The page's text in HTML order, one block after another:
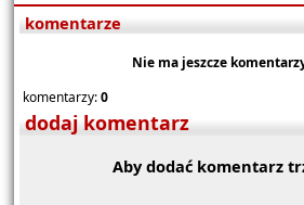
komentarze
Nie ma jeszcze
komentarzy:0
dodaj komentarz
Aby dodać komentarz